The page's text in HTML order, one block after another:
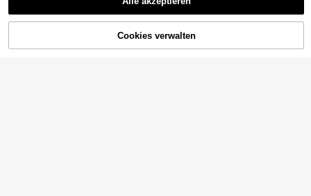
ZUM WARENKORB HINZUFÜGEN
Cookies verwalten